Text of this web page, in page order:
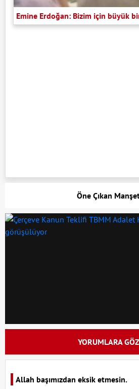
Emine Erdoğan: Bizim için büyük
Öne Çıkan
YORUMLARA
Allah başımızdan eksik etmesin.